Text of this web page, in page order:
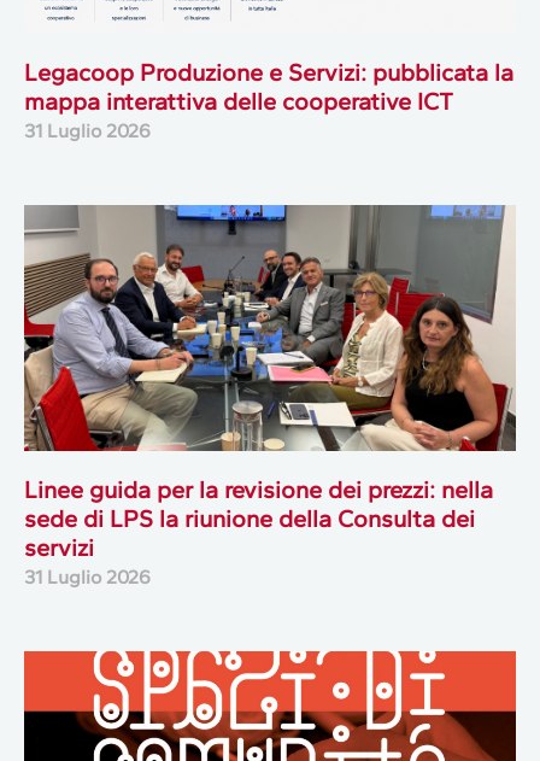
Legacoop Produzione e Servizi: pubblicata la
mappa interattiva delle cooperative ICT
31 Luglio 2026
Linee guida per la revisione dei prezzi: nella
sede di LPS la riunione della Consulta dei
servizi
31 Luglio 2026